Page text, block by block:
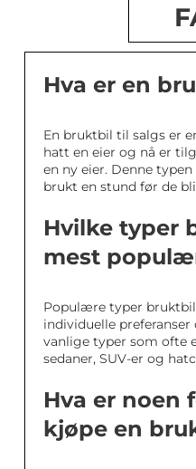
Hva er en
En bruktbil til salgs er
hatt en eier og nå er
en ny eier. Denne
brukt en stund før de
Hvilke typer
mest
Populære typer
individuelle
vanlige typer som ofte
sedaner, SUV-er og
Hva er noen
kjøpe en